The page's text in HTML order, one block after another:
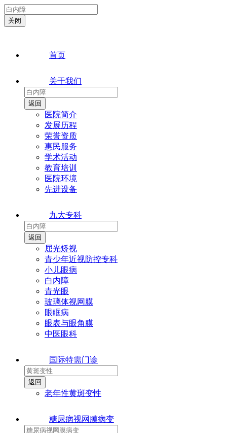
首页
关于我们
医院简介
发展历程
荣誉资质
惠民服务
学术活动
教育培训
医院环境
先进设备
九大专科
屈光矫视
青少年近视防控专科
小儿眼病
白内障
青光眼
玻璃体视网膜
眼眶病
眼表与眼角膜
中医眼科
国际特需门诊
老年性黄斑变性
糖尿病视网膜病变